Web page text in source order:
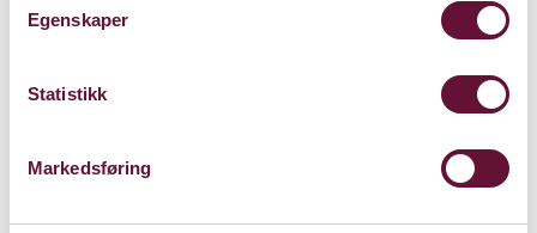
Egenskaper
Statistikk
Markedsføring
Om Presterud gård